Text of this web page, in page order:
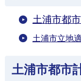
土浦市都
土浦市立地
土浦市都市